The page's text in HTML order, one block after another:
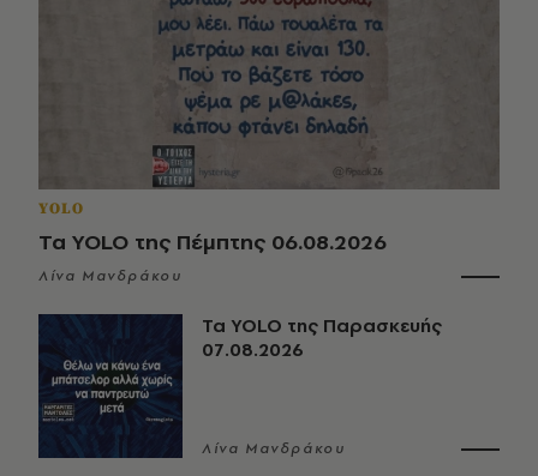
YOLO
Τα YOLO της Πέμπτης 06.08.2026
Λίνα Μανδράκου
Τα YOLO της Παρασκευής
07.08.2026
Λίνα Μανδράκου